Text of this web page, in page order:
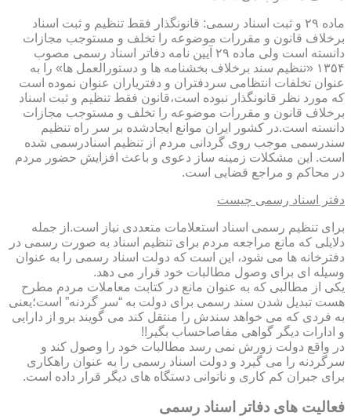
ماده ۲۹ و ثبت اسناد رسمی: قانونگذار فقط تنظیم و ثبت اسناد
برخلاف قانون و مقررات موضوعه را تخلف و مستوجب مجازات
دانسته است ولی ماده ۲۹ آیین نامه دفاتر اسناد رسمی مصوب
۱۳۵۴ «تنظیم سند برخلاف بخشنامه ها و دستورالعمل ها» را به
عنوان تخلفات انتظامی سردفتران و دفتریاران عنوان نموده است
که مورد نظر قانونگذار نبوده است،قانون فقط تنظیم و ثبت اسناد
برخلاف قانون و مقررات موضوعه را تخلف و مستوجب مجازات
دانسته است.در کشور ایران موانع ایجادشده بر سر راه تنظیم
سندرسمی موجب روی گردانی مردم از تنظیم اسنادرسمی شده
است. این مشکلات زمینه ساز دعوی و باعث افزایش حضور مردم
در محاکم و مراجع قضایی است.
دفتر اسناد رسمی چیست
برای تنظیم رسمی اسناد استعلامات متعددی نیاز است.از جمله
دلایلی که مانع مراجعه مردم برای تنظیم اسناد به صورت رسمی در
دفترخانه ها می شود، این است که دولت اسناد رسمی را به عنوان
وسیله ای برای وصول مطالبات خود قرار می دهد.
یکی از مطالبی که به عنوان مانع در کتابت معاملات مردم مطرح
هست تبدیل شدن سند رسمی برای دولت به “سر گردنه” است؛یعنی
به فردی که می خواهد سندش را منتقل کند می گویند برو از دارایی
و ادارات دیگر گواهی مفاصاحساب بگیر!!
در واقع دولت زورش نمی رسد مطالبات خود را وصول کند و
سرگردنه را می گیرد و دولت اسناد رسمی را به عنوان راهکاری
برای جبران کم کاری و ناتوانی دستگاه های دیگر قرار داده است.
فعالیت های دفاتر اسناد رسمی